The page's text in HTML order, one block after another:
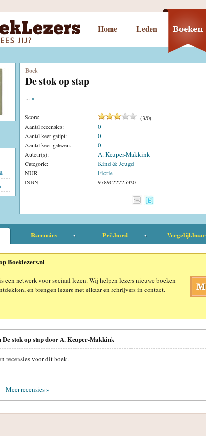
Home Leden
Boek
De stok op stap
... «
Score: (3/0)
Aantal recensies:
0
Aantal keer getipt: 0
Aantal keer gelezen: 0
Auteur(s): A. Keuper-Makkink
Categorie: Kind & Jeugd
NUR Fictie
ISBN 9789022725320
Recensies Prikbord Vergelijkbaar
Boeklezers.nl
een netwerk voor sociaal lezen. Wij helpen lezers nieuwe boeken
en brengen lezers met elkaar en schrijvers in contact.
De stok op stap door A. Keuper-Makkink
recensies voor dit boek.
Meer recensies »